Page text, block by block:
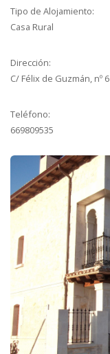
Tipo de Alojamiento:
Casa Rural
Dirección:
C/ Félix de Guzmán, nº 6
Teléfono:
669809535